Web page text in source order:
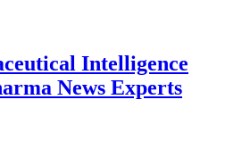
Intelligence
News Experts